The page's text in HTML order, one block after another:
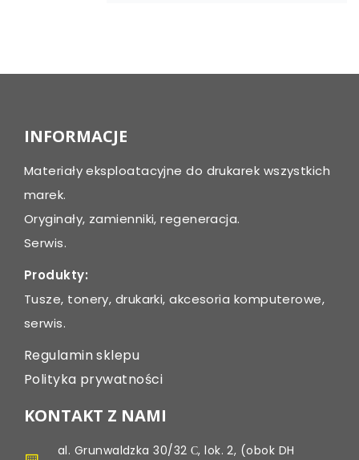
navigation
INFORMACJE
Materiały eksploatacyjne do drukarek wszystkich
marek.
Oryginały, zamienniki, regeneracja.
Serwis.
Produkty:
Tusze, tonery, drukarki, akcesoria komputerowe,
serwis.
Regulamin sklepu
Polityka prywatności
KONTAKT Z NAMI
al. Grunwaldzka 30/32 С, lok. 2, (obok DH